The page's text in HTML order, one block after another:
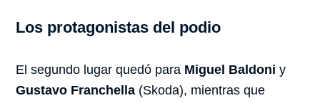
Los protagonistas del podio
El segundo lugar quedó para Miguel Baldoni y
Gustavo Franchella (Skoda), mientras que